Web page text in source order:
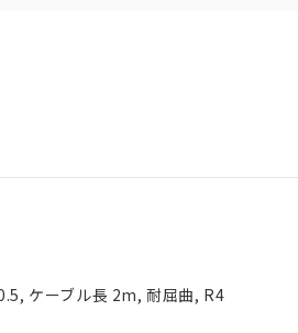
ケーブル長 2m, 耐屈曲, R4